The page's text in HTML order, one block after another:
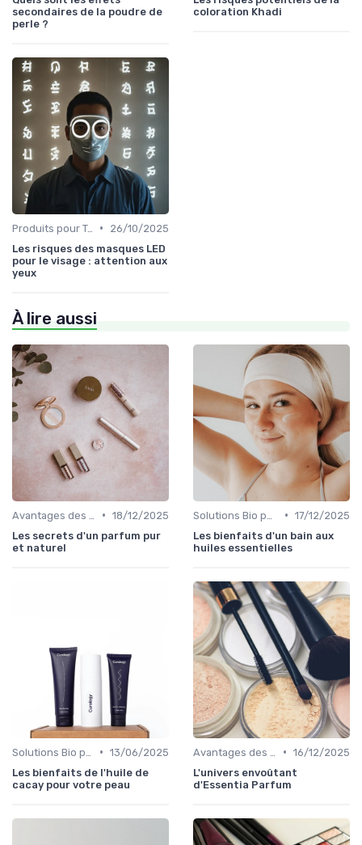
secondaires de la poudre de
perle ?
coloration Khadi
Produits pour Types de Peau •
26/10/2025
Les risques des masques LED
pour le visage : attention aux
yeux
À lire aussi
• 18/12/2025
Les secrets d'un parfum pur
et naturel
• 17/12/2025
Les bienfaits d'un bain aux
huiles essentielles
• 13/06/2025
Les bienfaits de l'huile de
cacay pour votre peau
• 16/12/2025
L'univers envoûtant
d'Essentia Parfum